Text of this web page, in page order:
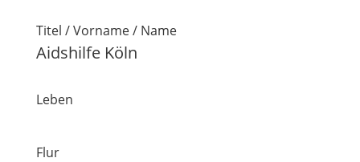
Titel / Vorname / Name
Aidshilfe Köln
Leben
Flur